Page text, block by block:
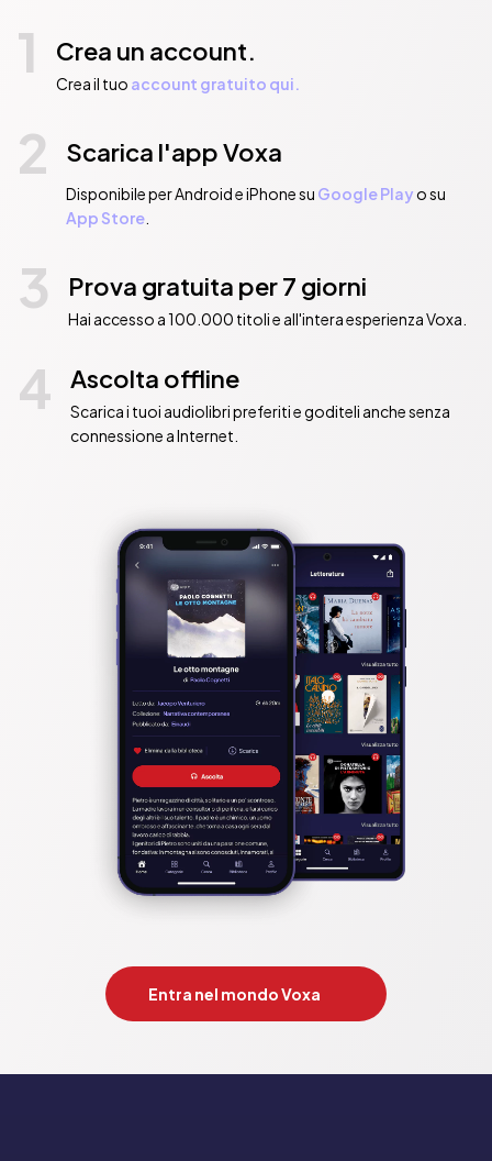
1 Crea un account.
Crea il tuo account gratuito qui.
2 Scarica l'app Voxa
Disponibile per Android e iPhone su Google Playo su
App Store.
3 Prova gratuita per 7 giorni
Hai accesso a 100.000 titoli e all'intera esperienza Voxa.
4 Ascolta offline
Scarica i tuoi audiolibri preferiti e goditeli anche senza
connessione a Internet.
Entra nel mondo Voxa